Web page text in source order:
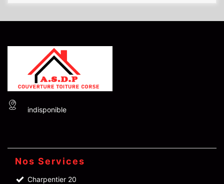
indisponible
Nos Services
Charpentier 20